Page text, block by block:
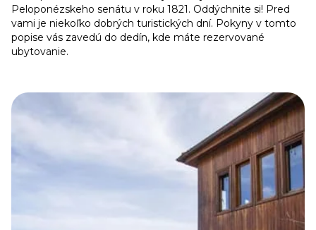
Peloponézskeho senátu v roku 1821. Oddýchnite si! Pred
vami je niekoľko dobrých turistických dní. Pokyny v tomto
popise vás zavedú do dedín, kde máte rezervované
ubytovanie.